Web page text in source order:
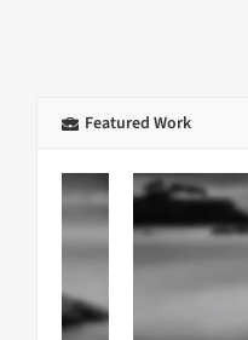
Featured Work